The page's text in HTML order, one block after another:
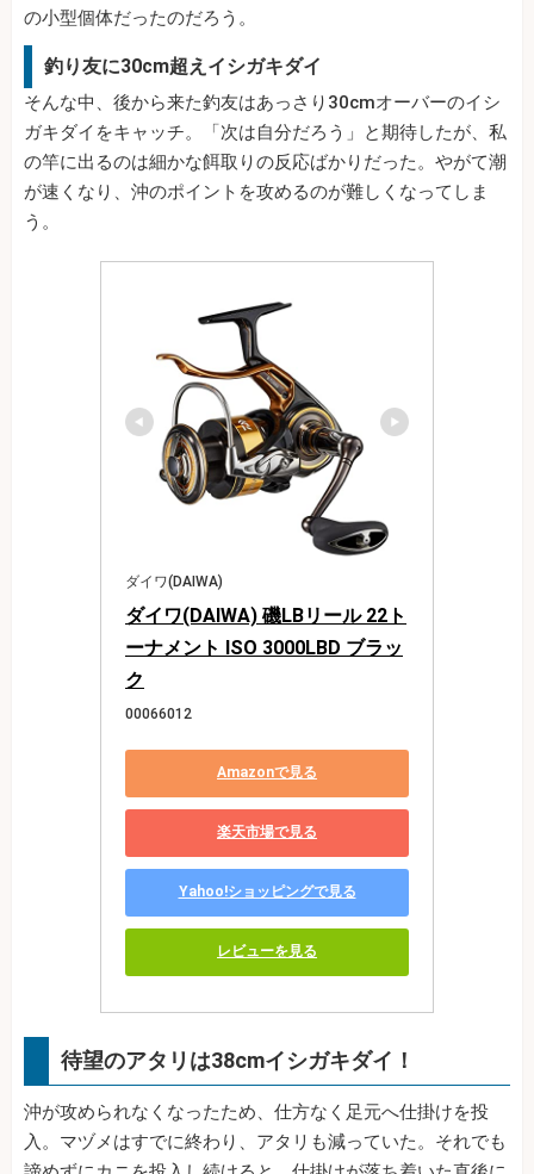
の小型個体だったのだろう。
釣り友に30cm超えイシガキダイ
そんな中、後から来た釣友はあっさり30cmオーバーのイシ
ガキダイをキャッチ。「次は自分だろう」と期待したが、私
の竿に出るのは細かな餌取りの反応ばかりだった。やがて潮
が速くなり、沖のポイントを攻めるのが難しくなってしま
う。
ダイワ(DAIWA)
ダイワ(DAIWA) 磯LBリール 22ト
ーナメント ISO 3000LBD ブラッ
ク
00066012
Amazonで見る
楽天市場で見る
Yahoo!ショッピングで見る
レビューを見る
待望のアタリは38cmイシガキダイ！
沖が攻められなくなったため、仕方なく足元へ仕掛けを投
入。マヅメはすでに終わり、アタリも減っていた。それでも